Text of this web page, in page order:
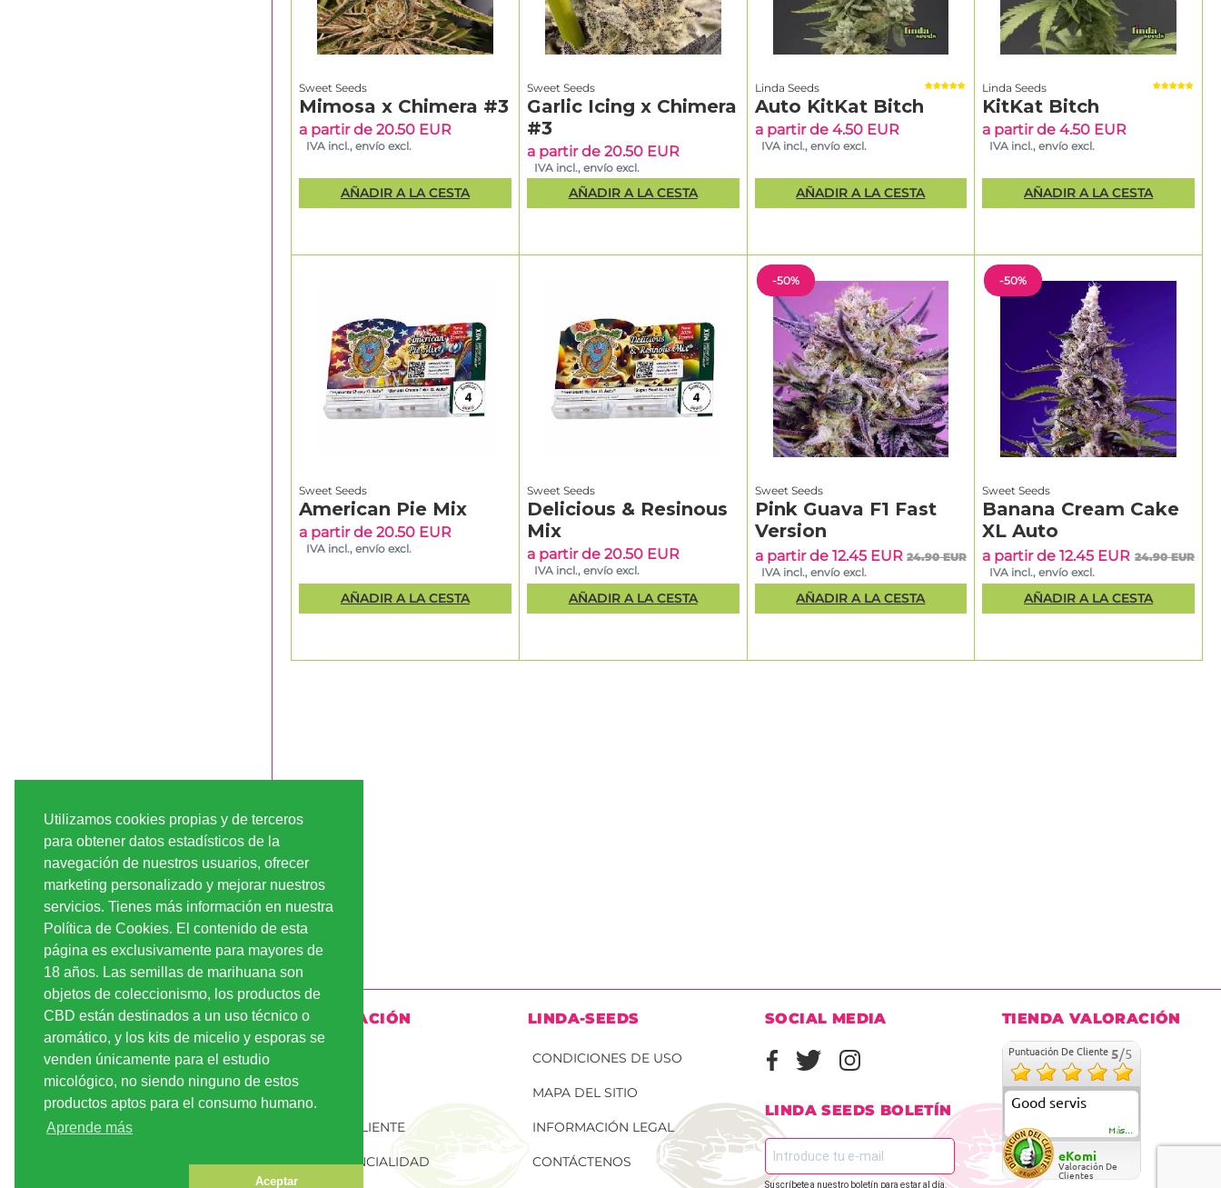
Utilizamos cookies propias y de terceros
para obtener datos estadísticos de la
navegación de nuestros usuarios, ofrecer
marketing personalizado y mejorar nuestros
servicios. Tienes más información en nuestra
Política de Cookies. El contenido de esta
página es exclusivamente para mayores de
18 años. Las semillas de marihuana son
objetos de coleccionismo, los productos de
CBD están destinados a un uso técnico o
aromático, y los kits de micelio y esporas se
venden únicamente para el estudio
micológico, no siendo ninguno de estos
productos aptos para el consumo humano.
Aprende más
Aceptar
Sweet Seeds
Mimosa x Chimera #3
a partir de 20.50 EUR
IVA incl., envío excl.
AÑADIR A LA CESTA
Sweet Seeds
Garlic Icing x Chimera
#3
a partir de 20.50 EUR
IVA incl., envío excl.
AÑADIR A LA CESTA
Linda Seeds
Auto KitKat Bitch
a partir de 4.50 EUR
IVA incl., envío excl.
AÑADIR A LA CESTA
Linda Seeds
KitKat Bitch
a partir de 4.50 EUR
IVA incl., envío excl.
AÑADIR A LA CESTA
Sweet Seeds
American Pie Mix
a partir de 20.50 EUR
IVA incl., envío excl.
AÑADIR A LA CESTA
Sweet Seeds
Delicious & Resinous
Mix
a partir de 20.50 EUR
IVA incl., envío excl.
AÑADIR A LA CESTA
-50%
Sweet Seeds
Pink Guava F1 Fast
Version
a partir de 12.45 EUR 24.90 EUR
IVA incl., envío excl.
AÑADIR A LA CESTA
-50%
Sweet Seeds
Banana Cream Cake
XL Auto
a partir de 12.45 EUR 24.90 EUR
IVA incl., envío excl.
AÑADIR A LA CESTA
INFORMACIÓN
CUENTA CLIENTE
CONFIDENCIALIDAD
LINDA-SEEDS
CONDICIONES DE USO
MAPA DEL SITIO
INFORMACIÓN LEGAL
CONTÁCTENOS
SOCIAL MEDIA
LINDA SEEDS BOLETÍN
Suscríbete a nuestro boletín para estar al día.
TIENDA VALORACIÓN
Puntuación De Cliente 5/5
Good servis
Más...
eKomi
Valoración De
Clientes